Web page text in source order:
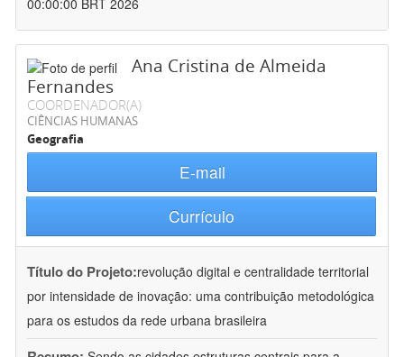
00:00:00 BRT 2026
Ana Cristina de Almeida
Fernandes
COORDENADOR(A)
CIÊNCIAS HUMANAS
Geografia
E-mail
Currículo
Título do Projeto:revolução digital e centralidade territorial
por intensidade de inovação: uma contribuição metodológica
para os estudos da rede urbana brasileira